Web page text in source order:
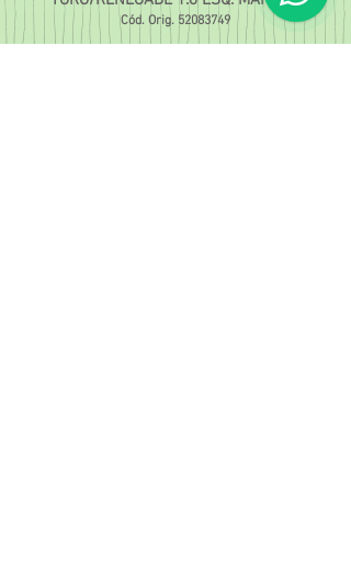
Cód. Orig. 52083749